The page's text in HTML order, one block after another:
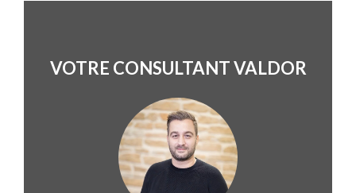
VOTRE CONSULTANT VALDOR